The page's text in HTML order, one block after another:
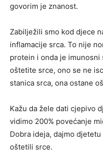
govorim je znanost.
Zabilježili smo kod djece
inflamacije srca. To nije
protein i onda je imunosni
oštetite srce, ono se ne
stanica srca, ona ostane
Kažu da žele dati cjepivo
vidimo 200% povećanje
Dobra ideja, dajmo
oštetili srce.